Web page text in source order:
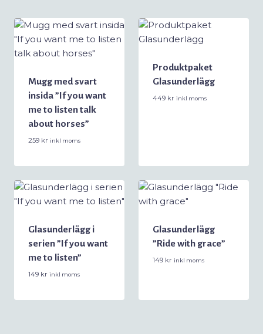
Mugg med svart
insida ”If you want
me to listen talk
about horses”
259 kr inkl moms
Produktpaket
Glasunderlägg
449 kr inkl moms
Glasunderlägg i
serien ”If you want
me to listen”
149 kr inkl moms
Glasunderlägg
”Ride with grace”
149 kr inkl moms